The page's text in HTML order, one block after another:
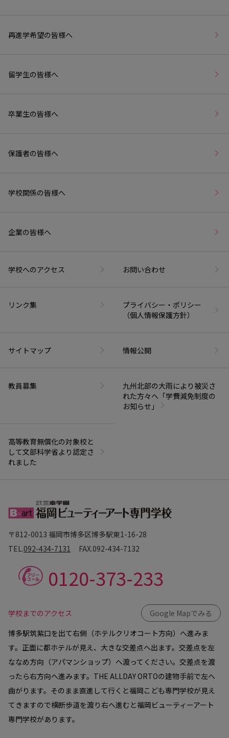
再進学希望の皆様へ
留学生の皆様へ
卒業生の皆様へ
保護者の皆様へ
学校関係の皆様へ
企業の皆様へ
学校へのアクセス お問い合わせ
リンク集
プライバシー・ポリシー
（個人情報保護方針）
サイトマップ 情報公開
教員募集
九州北部の大雨により被災さ
れた方々へ「学費減免制度の
お知らせ」
高等教育無償化の対象校と
して文部科学省より認定さ
れました
〒812-0013 福岡市博多区博多駅東1-16-28
TEL.092-434-7131 FAX.092-434-7132
0120-373-233
学校までのアクセス
Google Mapでみる
博多駅筑紫口を出て右側（ホテルクリオコート方向）へ進みま
す。正面に都ホテルが見え、大きな交差点へ出ます。交差点を左
ななめ方向（アパマンショップ）へ渡ってください。交差点を渡
ったら右方向へ進みます。THE ALLDAY ORTOの建物手前で左へ
曲がります。そのまま直進して行くと福岡こども専門学校が見え
てきますので横断歩道を渡り右へ進むと福岡ビューティーアート
専門学校があります。